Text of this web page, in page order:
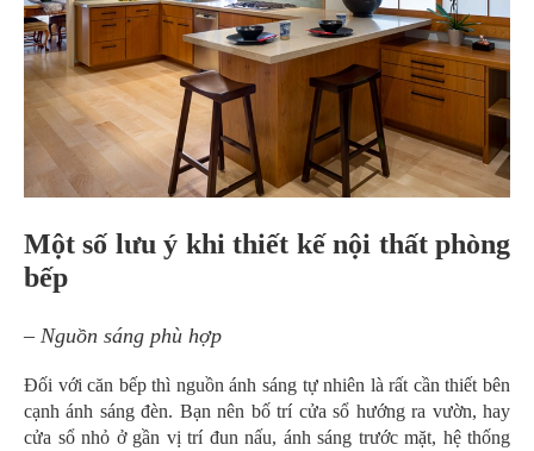
Một số lưu ý khi thiết kế nội thất phòng
bếp
– Nguồn sáng phù hợp
Đối với căn bếp thì nguồn ánh sáng tự nhiên là rất cần thiết bên
cạnh ánh sáng đèn. Bạn nên bố trí cửa sổ hướng ra vườn, hay
cửa sổ nhỏ ở gần vị trí đun nấu, ánh sáng trước mặt, hệ thống